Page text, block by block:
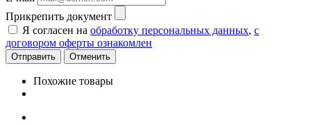
Прикрепить документ
Я согласен на обработку персональных данных, с
договором оферты ознакомлен
Отменить
Похожие товары